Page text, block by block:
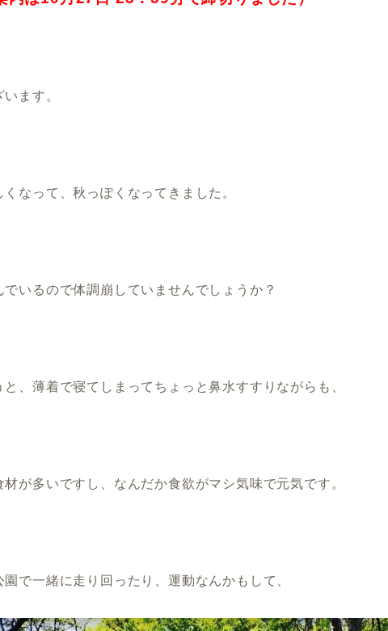
ます。
なって、秋っぽくなってきました。
でいるので体調崩していませんでしょうか？
と、薄着で寝てしまってちょっと鼻水すすりながらも、
が多いですし、なんだか食欲がマシ気味で元気です。
で一緒に走り回ったり、運動なんかもして、